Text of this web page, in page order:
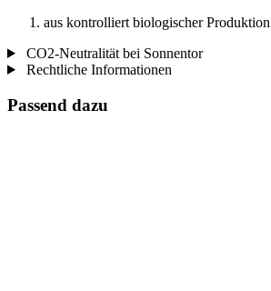
aus kontrolliert biologischer Produktion
CO2-Neutralität bei Sonnentor
Rechtliche Informationen
Passend dazu